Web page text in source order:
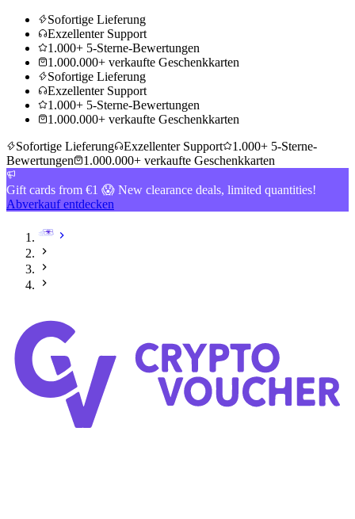
Sofortige Lieferung
Exzellenter Support
1.000+ 5-Sterne-Bewertungen
1.000.000+ verkaufte Geschenkkarten
Sofortige Lieferung
Exzellenter Support
1.000+ 5-Sterne-Bewertungen
1.000.000+ verkaufte Geschenkkarten
Sofortige Lieferung
Exzellenter Support
1.000+ 5-Sterne-
Bewertungen
1.000.000+ verkaufte Geschenkkarten
Gift cards from €1 😱 New clearance deals, limited quantities!
Abverkauf entdecken